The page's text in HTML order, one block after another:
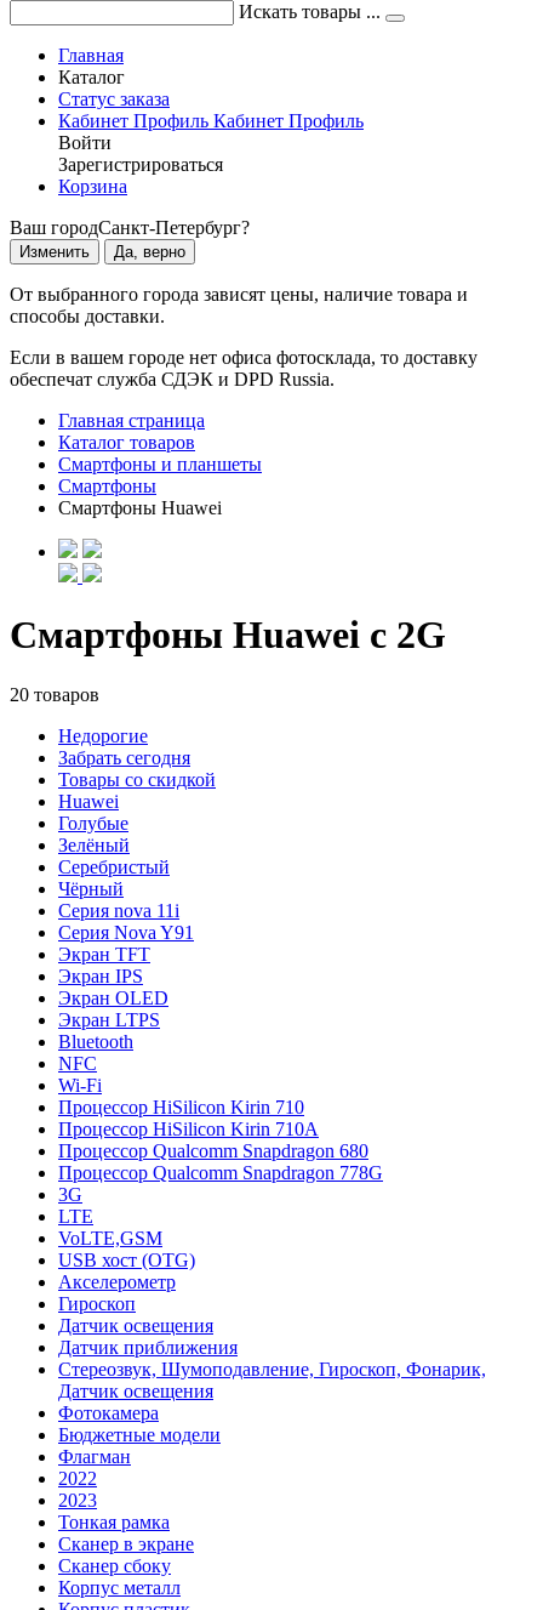
Искать товары ...
Главная
Каталог
Статус заказа
Кабинет Профиль Кабинет Профиль
Войти
Зарегистрироваться
Корзина
Ваш городСанкт-Петербург?
Изменить Да, верно
От выбранного города зависят цены, наличие товара и
способы доставки.
Если в вашем городе нет офиса фотосклада, то доставку
обеспечат служба СДЭК и DPD Russia.
Главная страница
Каталог товаров
Смартфоны и планшеты
Смартфоны
Смартфоны Huawei
Смартфоны Huawei с 2G
20 товаров
Недорогие
Забрать сегодня
Товары со скидкой
Huawei
Голубые
Зелёный
Серебристый
Чёрный
Cерия nova 11i
Cерия Nova Y91
Экран TFT
Экран IPS
Экран OLED
Экран LTPS
Bluetooth
NFC
Wi-Fi
Процессор HiSilicon Kirin 710
Процессор HiSilicon Kirin 710A
Процессор Qualcomm Snapdragon 680
Процессор Qualcomm Snapdragon 778G
3G
LTE
VoLTE,GSM
USB хост (OTG)
Акселерометр
Гироскоп
Датчик освещения
Датчик приближения
Стереозвук, Шумоподавление, Гироскоп, Фонарик,
Датчик освещения
Фотокамера
Бюджетные модели
Флагман
2022
2023
Тонкая рамка
Сканер в экране
Сканер сбоку
Корпус металл